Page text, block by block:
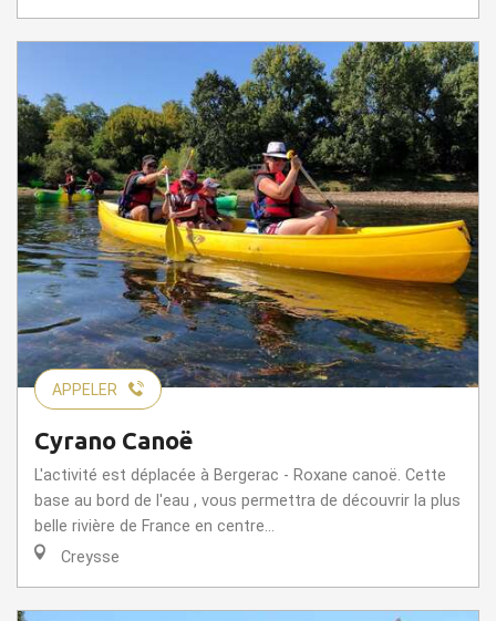
APPELER
Cyrano Canoë
L'activité est déplacée à Bergerac - Roxane canoë. Cette
base au bord de l'eau , vous permettra de découvrir la plus
belle rivière de France en centre...
Creysse